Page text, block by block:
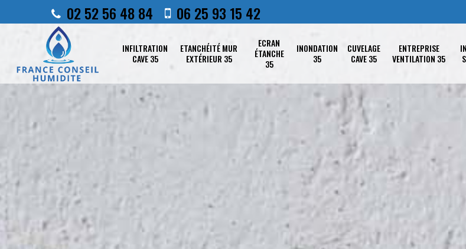
02 52 56 48 84 06 25 93 15 42
INFILTRATION
CAVE 35
ETANCHÉITÉ MUR
EXTÉRIEUR 35
ECRAN
ÉTANCHE
35
INONDATION
35
CUVELAGE
CAVE 35
ENTREPRISE
VENTILATION 35